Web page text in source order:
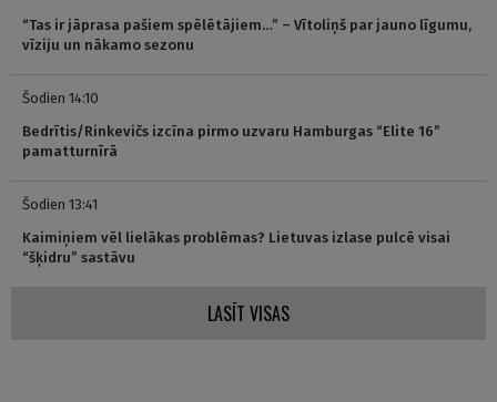
“Tas ir jāprasa pašiem spēlētājiem…” – Vītoliņš par jauno līgumu,
vīziju un nākamo sezonu
Šodien 14:10
Bedrītis/Rinkevičs izcīna pirmo uzvaru Hamburgas “Elite 16”
pamatturnīrā
Šodien 13:41
Kaimiņiem vēl lielākas problēmas? Lietuvas izlase pulcē visai
“šķidru” sastāvu
LASĪT VISAS